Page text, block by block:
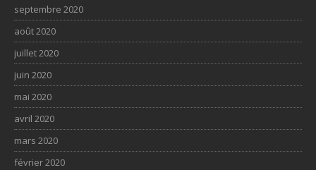
septembre 2020
août 2020
juillet 2020
juin 2020
mai 2020
avril 2020
mars 2020
février 2020